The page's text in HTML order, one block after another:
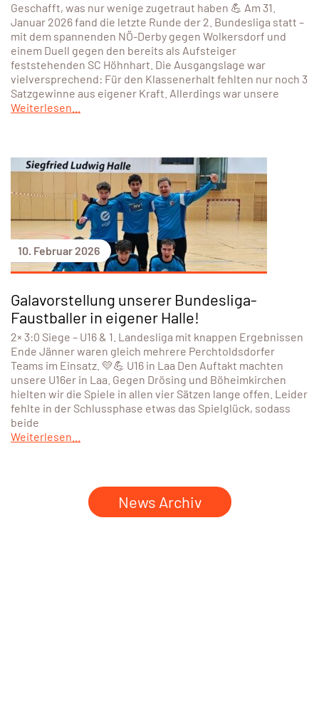
Geschafft, was nur wenige zugetraut haben 💪 Am 31.
Januar 2026 fand die letzte Runde der 2. Bundesliga statt –
mit dem spannenden NÖ-Derby gegen Wolkersdorf und
einem Duell gegen den bereits als Aufsteiger
feststehenden SC Höhnhart. Die Ausgangslage war
vielversprechend: Für den Klassenerhalt fehlten nur noch 3
Satzgewinne aus eigener Kraft. Allerdings war unsere
Weiterlesen...
10. Februar 2026
Galavorstellung unserer Bundesliga-
Faustballer in eigener Halle!
2× 3:0 Siege – U16 & 1. Landesliga mit knappen Ergebnissen
Ende Jänner waren gleich mehrere Perchtoldsdorfer
Teams im Einsatz. 💛💪 U16 in Laa Den Auftakt machten
unsere U16er in Laa. Gegen Drösing und Böheimkirchen
hielten wir die Spiele in allen vier Sätzen lange offen. Leider
fehlte in der Schlussphase etwas das Spielglück, sodass
beide
Weiterlesen...
News Archiv